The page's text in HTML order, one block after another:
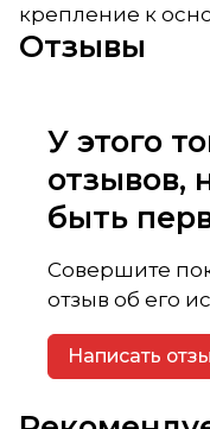
крепление к
Отзывы
У этого
отзывов,
быть
Совершите
отзыв об его
Написать